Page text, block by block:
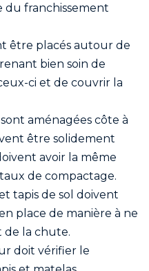
franchissement
être placés autour de
bien soin de
ci et de couvrir la
aménagées côte à
être solidement
avoir la même
de compactage.
tapis de sol doivent
place de manière à ne
de la chute.
doit vérifier le